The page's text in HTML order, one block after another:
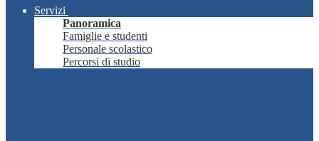
Servizi
Panoramica
Famiglie e studenti
Personale scolastico
Percorsi di studio